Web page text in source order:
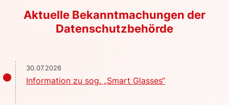
Aktuelle Bekanntmachungen der
Datenschutzbehörde
30.07.2026
Information zu sog. „Smart Glasses“